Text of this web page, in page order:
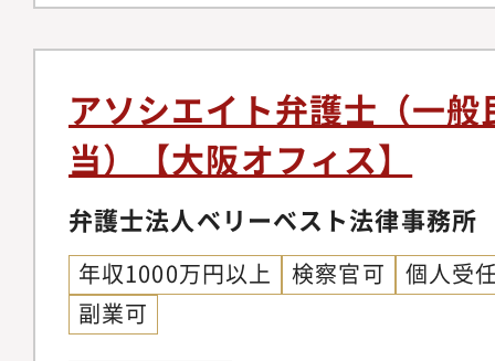
り、実績が少なく専
朗会計とクライアン
ブルな料金体系を構
ニーズに応じ、今後
以上に大きく切り込
ます。【サポート制
テイメント、国際取
個人のお客様向け交
金請求、離婚問題、
産相続、労働問題、
外国人のビザ申請【
の】◆幅広い分野/豊
ているパラリーガル
士が多くの案件に専
アソシエイト弁護士（一
当）【大阪オフィス】
弁護士法人ベリーベスト法律事務所
年収1000万円以上 検察官可
個人受
副業可